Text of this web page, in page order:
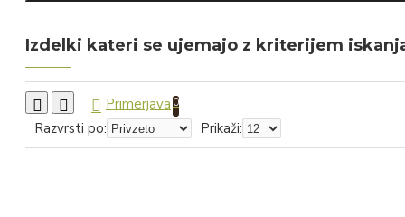
Sadni sokovi
Iz hišne špajze
Kava
Izdelki kateri se ujemajo z kriterijem
Primerjava 0
Razvrsti po: Prikaži: